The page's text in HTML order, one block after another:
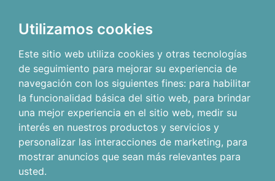
Utilizamos cookies
Este sitio web utiliza cookies y otras tecnologías
de seguimiento para mejorar su experiencia de
navegación con los siguientes fines: para habilitar
la funcionalidad básica del sitio web, para brindar
una mejor experiencia en el sitio web, medir su
interés en nuestros productos y servicios y
personalizar las interacciones de marketing, para
mostrar anuncios que sean más relevantes para
usted.